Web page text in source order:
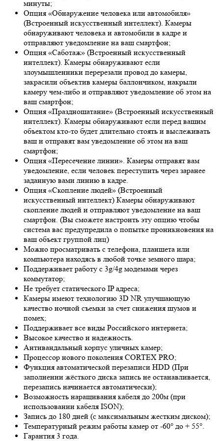
минуты;
Опция «Обнаружение человека или автомобиля»
(Встроенный искусственный интеллект). Камеры
обнаруживают человека и автомобили в кадре и
отправляют уведомление на ваш смартфон;
Опция «Саботаж» (Встроенный искусственный
интеллект). Камеры обнаруживают если
злоумышленники перерезали провод до камеры,
закрасили объектив камеры баллончиком, накрыли
камеру чем-либо и отправляют уведомление об этом на
ваш смартфон;
Опция «Праздношатание» (Встроенный искусственный
интеллект). Камеры обнаруживают если перед вашим
объектом кто-то будет длительно стоять и выслеживать
ваш и отправят вам уведомление об этом на ваш
смартфон;
Опция «Пересечение линии». Камеры отправят вам
уведомление, если человек переступить через заранее
заданную вами линию в кадре.
Опция «Скопление людей» (Встроенный
искусственный интеллект) Камеры обнаруживают
скопление людей и отправляют уведомление на ваш
смартфон. (Вы сможете настроить эту опцию чтобы
система вас предупредила о попытке проникновения на
ваш объект группой лиц)
Можно просматривать с телефона, планшета или
компьютера находясь в любой точке земного шара;
Поддерживает работу с 3g/4g модемами через
коммутатор;
Не требует статического IP адреса;
Камеры имеют технологию 3D NR улучшающую
качество ночной съемки за счет снижения шумов и
помех;
Поддерживает все виды Российского интернета;
Высокое качество и надежность.
Антивандальный корпус уличных камер;
Процессор нового поколения CORTEX PRO;
Функция автоматической перезаписи HDD (При
заполнении жёсткого диска запись не останавливается,
перезапись начинается автоматически);
Возможность наращивания кабеля до 200м (при
использовании кабеля ISON);
Запись до 180 дней (с максимальным жестким диском);
Температурный режим работы камер от -60° до + 55°.
Гарантия 3 года.